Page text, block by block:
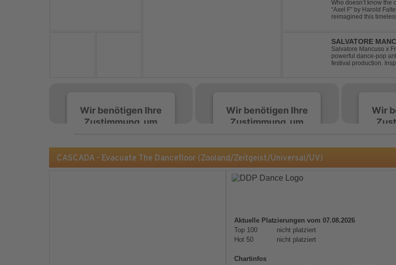
Who doesn’t know the
“Axel F” by Harold
reimagined this
SALVATORE
RICOCHET
Salvatore Mancuso x
powerful dance-pop
festival production.
Wir benötigen Ihre
Zustimmung, um
Service zu laden!
Wir verwenden Spotify,
Wir benötigen Ihre
Zustimmung, um
Service zu laden!
Wir verwenden Spotify,
um Inhalte einzubetten.
Bitte lesen Sie die Details
durch und stimmen Sie
der Nutzung des Service
zu, um diese Inhalte
Wir
Wir
CASCADA - Evacuate The Dancefloor (Zooland/Zeitgeist/Universal/UV)
Aktuelle Platzierungen vom 07.08.2026
Top 100
nicht platziert
Hot 50
nicht platziert
Chartinfos